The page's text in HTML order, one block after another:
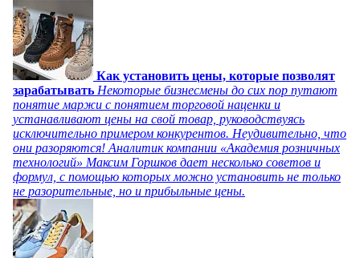
Как установить цены, которые позволят
зарабатывать Некоторые бизнесмены до сих пор путают
понятие маржи с понятием торговой наценки и
устанавливают цены на свой товар, руководствуясь
исключительно примером конкурентов. Неудивительно, что
они разоряются! Аналитик компании «Академия розничных
технологий» Максим Горшков дает несколько советов и
формул, с помощью которых можно установить не только
не разорительные, но и прибыльные цены.